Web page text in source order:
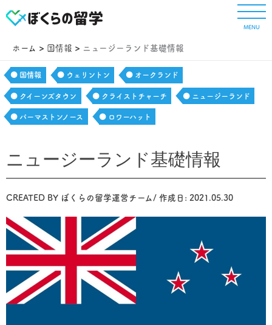
容
ッ
MENU
ホーム 国情報 ニュージーランド基礎情報
国情報 ウェリントン オークランド
クイーンズタウン クライストチャーチ ニュージーランド
パーマストンノース ロワーハット
ニュージーランド基礎情報
CREATED BY ぼくらの留学運営チーム/ 作成日: 2021.05.30